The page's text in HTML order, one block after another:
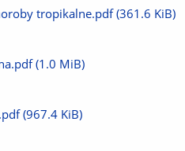
tropikalne.pdf (361.6 KiB)
(1.0 MiB)
(967.4 KiB)